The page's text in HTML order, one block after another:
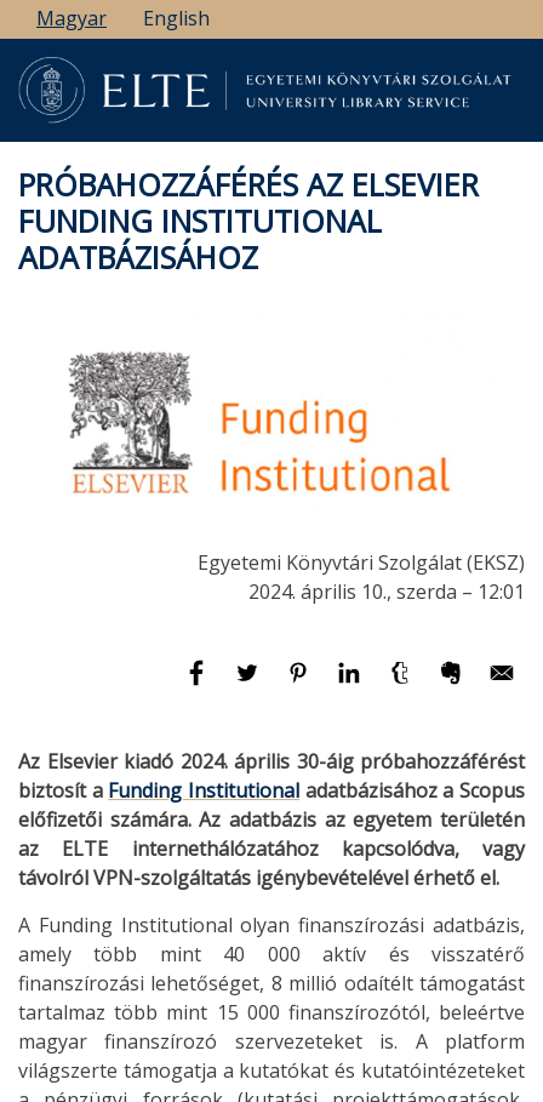
Ugrás
a
tartalomra
Magyar English
PRÓBAHOZZÁFÉRÉS AZ ELSEVIER
FUNDING INSTITUTIONAL
ADATBÁZISÁHOZ
Egyetemi Könyvtári Szolgálat (EKSZ)
2024. április 10., szerda – 12:01
Az Elsevier kiadó 2024. április 30-áig próbahozzáférést
biztosít a Funding Institutional adatbázisához a Scopus
előfizetői számára. Az adatbázis az egyetem területén
az ELTE internethálózatához kapcsolódva, vagy
távolról VPN-szolgáltatás igénybevételével érhető el.
A Funding Institutional olyan finanszírozási adatbázis,
amely több mint 40 000 aktív és visszatérő
finanszírozási lehetőséget, 8 millió odaítélt támogatást
tartalmaz több mint 15 000 finanszírozótól, beleértve
magyar finanszírozó szervezeteket is. A platform
világszerte támogatja a kutatókat és kutatóintézeteket